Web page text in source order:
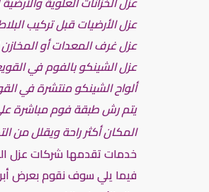
عزل الأرضيات قبل تركيب
عزل غرف المعدات أو
عزل الشينكو بالفوم في
ألواح الشينكو منتشرة في
يتم رش طبقة فوم مباشرة
المكان أكثر راحة ويقلل من
خدمات تقدمها شركات عزل
فيما يلي سوف نقوم بعرض